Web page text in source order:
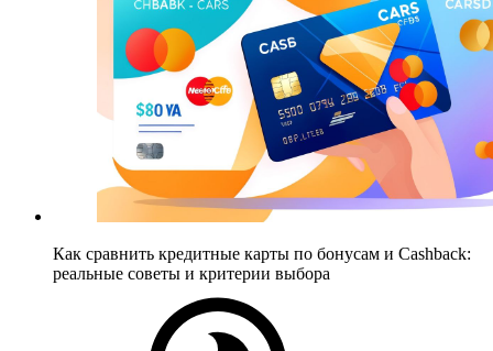
Как сравнить кредитные карты по бонусам и Cashback:
реальные советы и критерии выбора